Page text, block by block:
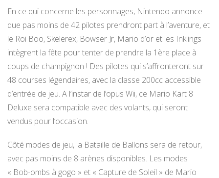
En ce qui concerne les personnages, Nintendo annonce
que pas moins de 42 pilotes prendront part à l’aventure, et
le Roi Boo, Skelerex, Bowser Jr, Mario d’or et les Inklings
intègrent la fête pour tenter de prendre la 1ère place à
coups de champignon ! Des pilotes qui s’affronteront sur
48 courses légendaires, avec la classe 200cc accessible
d’entrée de jeu. A l’instar de l’opus Wii, ce Mario Kart 8
Deluxe sera compatible avec des volants, qui seront
vendus pour l’occasion.
Côté modes de jeu, la Bataille de Ballons sera de retour,
avec pas moins de 8 arènes disponibles. Les modes
« Bob-ombs à gogo » et « Capture de Soleil » de Mario